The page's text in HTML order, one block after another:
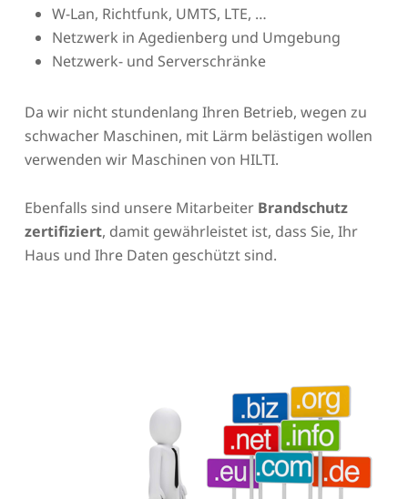
W-Lan, Richtfunk, UMTS, LTE, …
Netzwerk in Agedienberg und Umgebung
Netzwerk- und Serverschränke
Da wir nicht stundenlang Ihren Betrieb, wegen zu
schwacher Maschinen, mit Lärm belästigen wollen
verwenden wir Maschinen von HILTI.
Ebenfalls sind unsere Mitarbeiter Brandschutz
zertifiziert, damit gewährleistet ist, dass Sie, Ihr
Haus und Ihre Daten geschützt sind.